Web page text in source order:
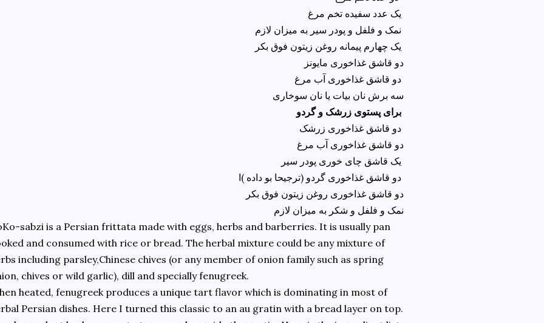
دو قاشق غذاخوری مایونز
سه برش نان بیات یا نان سوخاری
برای پستوی زرشک و گردو
دو قاشق غذاخوری آب مرغ
دو قاشق غذاخوری روغن زیتون فوق بکر
نمک و فلفل و شکر به میزان لازم
sabzi is a Persian frittata made with eggs, herbs and barberries. It is usually pan
and consumed with rice or bread. The herbal mixture could be any mixture of
including parsley,Chinese chives (or any member of onion family such as spring
chives or wild garlic), dill and specially fenugreek.
heated, fenugreek produces a unique tart flavor which is dominating in most of
Persian dishes. Here I turned this classic to an au gratin with a bread layer on top.